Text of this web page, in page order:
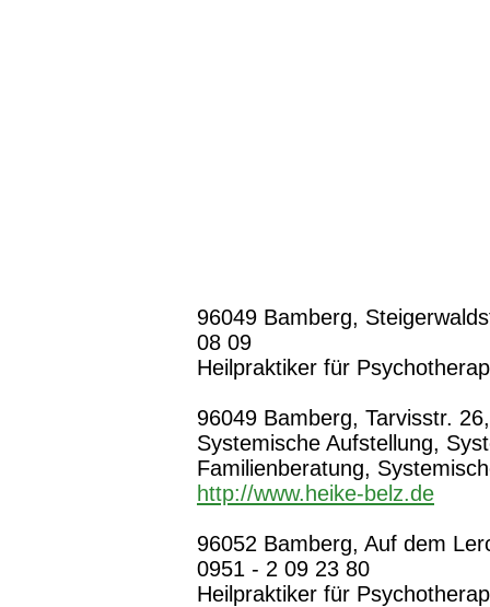
96049 Bamberg,
08 09
Heilpraktiker für
96049 Bamberg, Tarvisstr.
Systemische Aufstellung,
Familienberatung,
http://www.heike-belz.de
96052 Bamberg, Auf dem
0951 - 2 09 23 80
Heilpraktiker für